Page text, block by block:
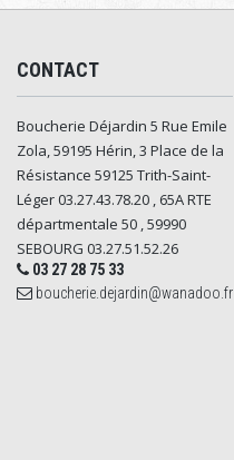
CONTACT
Boucherie Déjardin 5 Rue Emile
Zola, 59195 Hérin, 3 Place de la
Résistance 59125 Trith-Saint-
Léger 03.27.43.78.20 , 65A RTE
départmentale 50 , 59990
SEBOURG 03.27.51.52.26
03 27 28 75 33
boucherie.dejardin@wanadoo.fr